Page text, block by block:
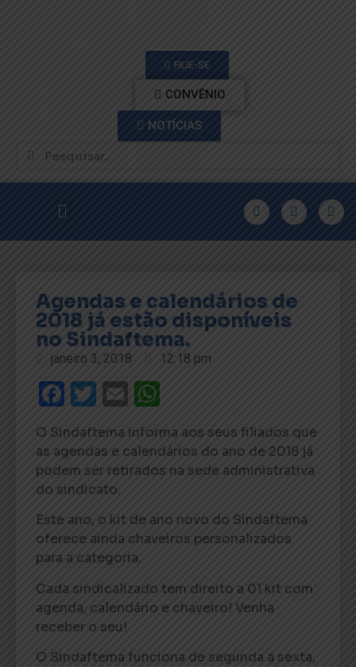
FILIE-SE
CONVÊNIO
NOTÍCIAS
Agendas e calendários de
2018 já estão disponíveis
no Sindaftema.
janeiro 3, 2018 12:18 pm
Facebook
Twitter
Email
O Sindaftema informa aos seus filiados que
as agendas e calendários do ano de 2018 já
podem ser retirados na sede administrativa
do sindicato.
Este ano, o kit de ano novo do Sindaftema
oferece ainda chaveiros personalizados
para a categoria.
Cada sindicalizado tem direito a 01 kit com
agenda, calendário e chaveiro! Venha
receber o seu!
O Sindaftema funciona de segunda a sexta,